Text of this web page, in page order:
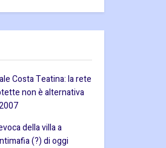
Costa Teatina: la rete
non è alternativa
della villa a
(?) di oggi